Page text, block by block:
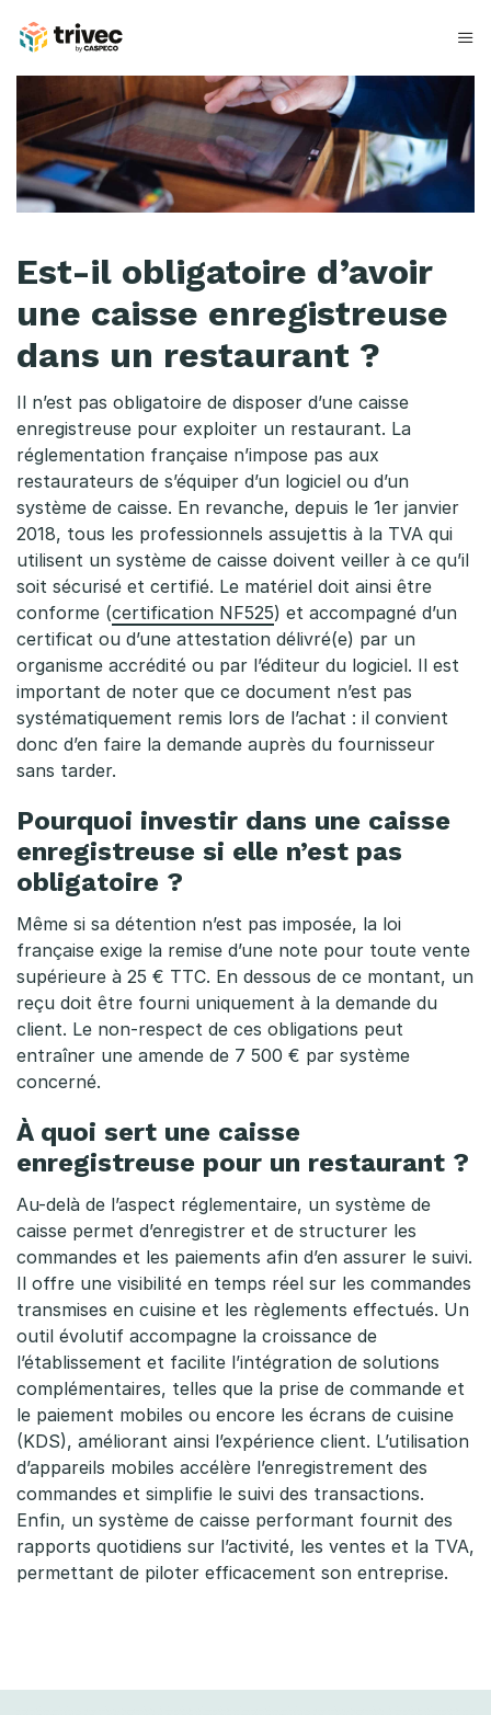
contenu
s
t
-
i
l
o
b
l
i
g
a
t
o
i
r
e
d
’
a
v
o
i
r
u
n
e
c
a
i
s
s
e
e
n
r
e
Est-il obligatoire d’avoir
une caisse enregistreuse
dans un restaurant ?
Il n’est pas obligatoire de disposer d’une caisse
enregistreuse pour exploiter un restaurant. La
réglementation française n’impose pas aux
restaurateurs de s’équiper d’un logiciel ou d’un
système de caisse. En revanche, depuis le 1er janvier
2018, tous les professionnels assujettis à la TVA qui
utilisent un système de caisse doivent veiller à ce qu’il
soit sécurisé et certifié. Le matériel doit ainsi être
conforme (certification NF525) et accompagné d’un
certificat ou d’une attestation délivré(e) par un
organisme accrédité ou par l’éditeur du logiciel. Il est
important de noter que ce document n’est pas
systématiquement remis lors de l’achat : il convient
donc d’en faire la demande auprès du fournisseur
sans tarder.
Pourquoi investir dans une caisse
enregistreuse si elle n’est pas
obligatoire ?
Même si sa détention n’est pas imposée, la loi
française exige la remise d’une note pour toute vente
supérieure à 25 € TTC. En dessous de ce montant, un
reçu doit être fourni uniquement à la demande du
client. Le non-respect de ces obligations peut
entraîner une amende de 7 500 € par système
concerné.
À quoi sert une caisse
enregistreuse pour un restaurant ?
Au-delà de l’aspect réglementaire, un système de
caisse permet d’enregistrer et de structurer les
commandes et les paiements afin d’en assurer le suivi.
Il offre une visibilité en temps réel sur les commandes
transmises en cuisine et les règlements effectués. Un
outil évolutif accompagne la croissance de
l’établissement et facilite l’intégration de solutions
complémentaires, telles que la prise de commande et
le paiement mobiles ou encore les écrans de cuisine
(KDS), améliorant ainsi l’expérience client. L’utilisation
d’appareils mobiles accélère l’enregistrement des
commandes et simplifie le suivi des transactions.
Enfin, un système de caisse performant fournit des
rapports quotidiens sur l’activité, les ventes et la TVA,
permettant de piloter efficacement son entreprise.